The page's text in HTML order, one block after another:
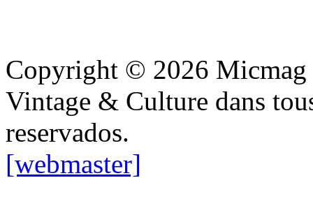
Copyright © 2026 Micmag
Vintage & Culture dans
reservados.
[webmaster]